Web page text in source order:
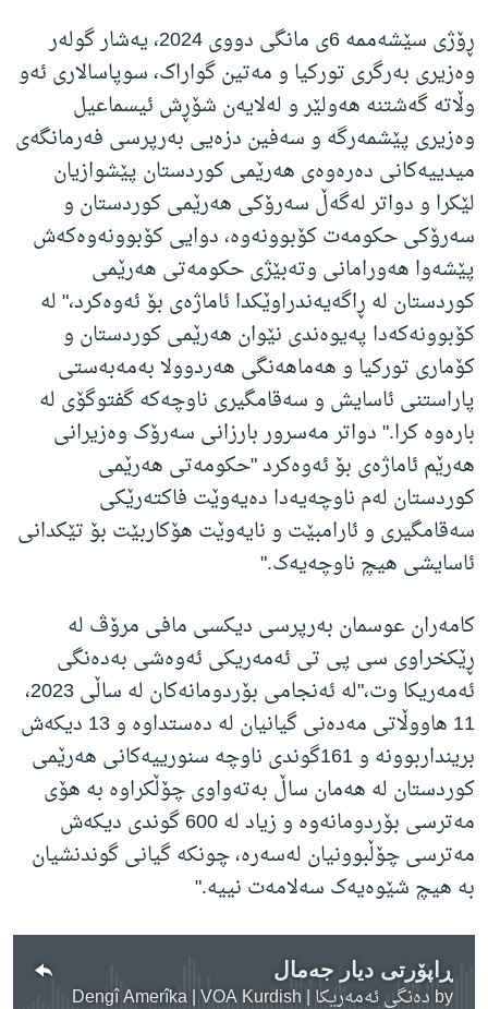
ڕۆژی سێشەممە 6ی مانگی دووی 2024، یەشار گولەر
وەزیری بەرگری تورکیا و مەتین گواراک، سوپاسالاری ئەو
وڵاتە گەشتنە هەولێر و لەلایەن شۆڕش ئیسماعیل
وەزیری پێشمەرگە و سەفین دزەیی بەرپرسی فەرمانگەی
میدییەکانی دەرەوەی هەرێمی کوردستان پێشوازیان
لێکرا و دواتر لەگەڵ سەرۆکی هەرێمی کوردستان و
سەرۆکی حکومەت کۆبوونەوە، دوایی کۆبوونەوەکەش
پێشەوا هەورامانی وتەبێژی حکومەتی هەرێمی
کوردستان لە ڕاگەیەندراوێکدا ئاماژەی بۆ ئەوەکرد،" لە
کۆبوونەکەدا پەیوەندی نێوان هەرێمی کوردستان و
کۆماری تورکیا و هەماهەنگی هەردوولا بەمەبەستی
پاراستنی ئاسایش و سەقامگیری ناوچەکە گفتوگۆی لە
بارەوە کرا." دواتر مەسرور بارزانی سەرۆک وەزیرانی
هەرێم ئاماژەی بۆ ئەوەکرد "حکومەتی هەرێمی
کوردستان لەم ناوچەیەدا دەیەوێت فاکتەرێکی
سەقامگیری و ئارامبێت و نایەوێت هۆکاربێت بۆ تێکدانی
ئاسایشی هیچ ناوچەیەک."
کامەران عوسمان بەرپرسی دیکسی مافی مرۆڤ لە
ڕێکخراوی سی پی تی ئەمەریکی ئەوەشی بەدەنگی
ئەمەریکا وت،"لە ئەنجامی بۆردومانەکان لە ساڵی 2023،
11 هاووڵاتی مەدەنی گیانیان لە دەستداوە و 13 دیکەش
برینداربوونە و 161گوندی ناوچە سنورییەکانی هەرێمی
کوردستان لە هەمان ساڵ بەتەواوی چۆڵکراوە بە هۆی
مەترسی بۆردومانەوە و زیاد لە 600 گوندی دیکەش
مەترسی چۆڵبوونیان لەسەرە، چونکە گیانی گوندنشیان
بە هیچ شێوەیەک سەلامەت نییە."
ڕاپۆرتی دیار جەمال
by دەنگی ئەمەریکا | Dengî Amerîka | VOA Kurdish